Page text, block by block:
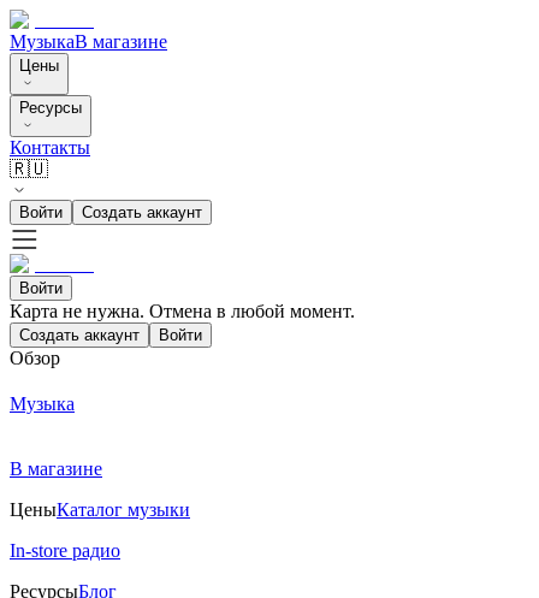
МузыкаВ магазине
Цены
Ресурсы
Контакты
🇷🇺
Войти Создать аккаунт
Войти
Карта не нужна. Отмена в любой момент.
Создать аккаунт Войти
Обзор
Музыка
В магазине
ЦеныКаталог музыки
In-store радио
РесурсыБлог